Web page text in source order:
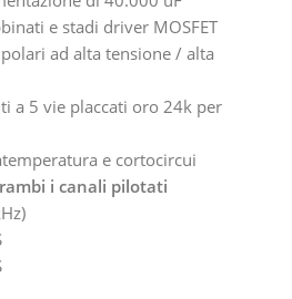
e stadi driver MOSFET
ad alta tensione / alta
a 5 vie placcati oro 24k per
e cortocircui
i canali pilotati